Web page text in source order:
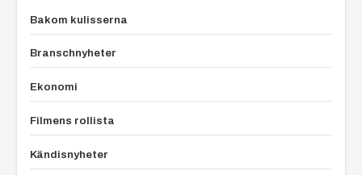
Bakom kulisserna
Branschnyheter
Ekonomi
Filmens rollista
Kändisnyheter